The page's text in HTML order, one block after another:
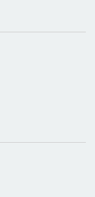
суровые
На Тау Кита
враги,
окружение.
подготовить
парящий в